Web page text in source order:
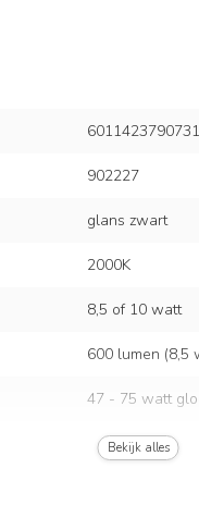
6011423790731
902227
glans zwart
2000K
8,5 of 10 watt
600 lumen (8,5
47 - 75 watt
Bekijk alles